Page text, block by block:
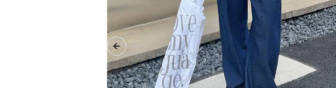
Previous slide